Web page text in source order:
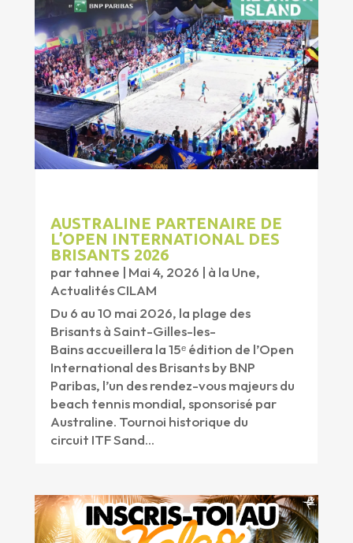
AUSTRALINE PARTENAIRE DE
L’OPEN INTERNATIONAL DES
BRISANTS 2026
partahnee | Mai 4, 2026 | à la Une,
Actualités CILAM
Du 6 au 10 mai 2026, la plage des
Brisants à Saint-Gilles-les-
Bains accueillera la 15ᵉ édition de l’Open
International des Brisants by BNP
Paribas, l’un des rendez-vous majeurs du
beach tennis mondial, sponsorisé par
Australine. Tournoi historique du
circuit ITF Sand...